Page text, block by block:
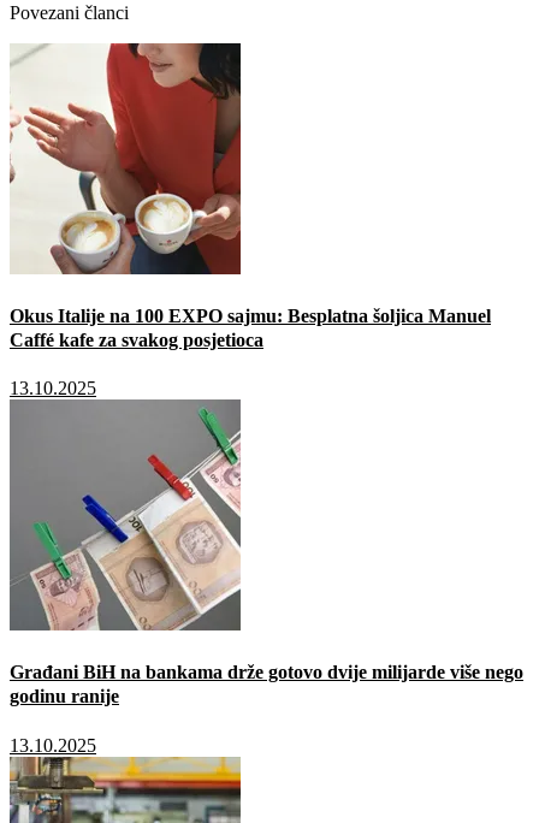
Povezani članci
Okus Italije na 100 EXPO sajmu: Besplatna šoljica Manuel
Caffé kafe za svakog posjetioca
13.10.2025
Građani BiH na bankama drže gotovo dvije milijarde više nego
godinu ranije
13.10.2025